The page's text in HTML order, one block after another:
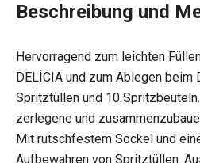
Beschreibung und
Hervorragend zum leichten
DELÍCIA und zum Ablegen beim
Spritztüllen und 10
zerlegene und
Mit rutschfestem Sockel und
Aufbewahren von Spritztüllen.